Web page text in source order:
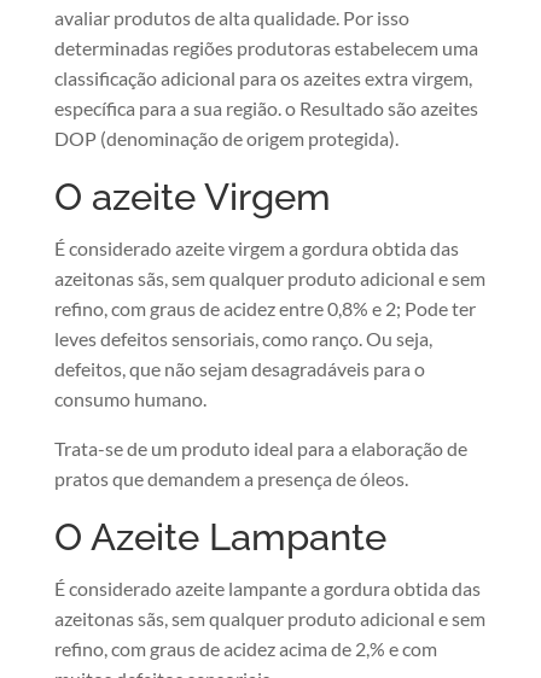
avaliar produtos de alta qualidade. Por isso
determinadas regiões produtoras estabelecem uma
classificação adicional para os azeites extra virgem,
específica para a sua região. o Resultado são azeites
DOP (denominação de origem protegida).
O azeite Virgem
É considerado azeite virgem a gordura obtida das
azeitonas sãs, sem qualquer produto adicional e sem
refino, com graus de acidez entre 0,8% e 2; Pode ter
leves defeitos sensoriais, como ranço. Ou seja,
defeitos, que não sejam desagradáveis para o
consumo humano.
Trata-se de um produto ideal para a elaboração de
pratos que demandem a presença de óleos.
O Azeite Lampante
É considerado azeite lampante a gordura obtida das
azeitonas sãs, sem qualquer produto adicional e sem
refino, com graus de acidez acima de 2,% e com